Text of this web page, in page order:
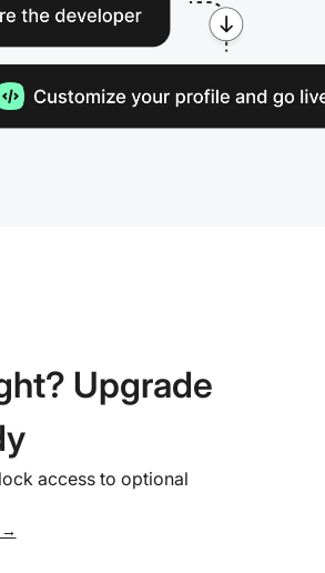
Upgrade
access to optional
→